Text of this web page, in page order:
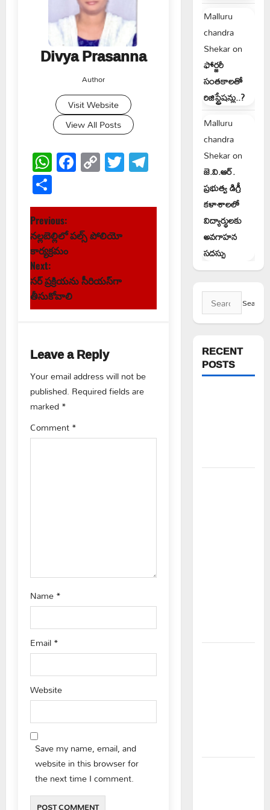
Divya Prasanna
Author
Visit Website
View All Posts
WhatsApp
Facebook
Copy
Link
TwitterTelegram
Share
P
o
s
t
a
v
i
g
Previous:
నల్లబెల్లిలో పల్స్ పోలియో
కార్యక్రమం
Next:
సర్ ప్రక్రియను సీరియస్‌గా
తీసుకోవాలి
Leave a Reply
Your email address will not be
published. Required fields are
marked*
Comment*
Name*
Email*
Website
Save my name, email, and
website in this browser for
the next time I comment.
Malluru
chandra
Shekaron
ఫోర్జరీ
సంతకాలతో
రిజిస్ట్రేషన్లు..?
Malluru
chandra
Shekaron
జె.వి.ఆర్.
ప్రభుత్వ డిగ్రీ
కళాశాలలో
విద్యార్థులకు
అవగాహన
సదస్సు
Search
for:
RECENT
POSTS